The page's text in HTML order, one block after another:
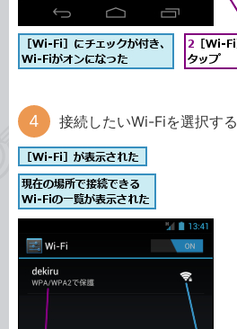
接続したいWi-Fiを選択する